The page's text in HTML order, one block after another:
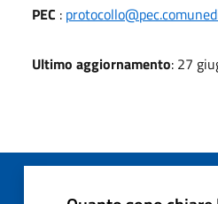
PEC :
Ultimo aggiornamento: 27